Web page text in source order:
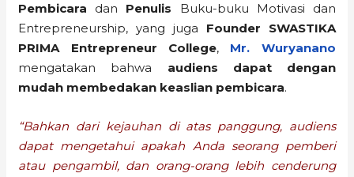
Pembicara dan Penulis Buku-buku Motivasi dan
Entrepreneurship, yang juga Founder SWASTIKA
PRIMA Entrepreneur College, Mr. Wuryanano
mengatakan bahwa audiens dapat dengan
mudah membedakan keaslian pembicara.
“Bahkan dari kejauhan di atas panggung, audiens
dapat mengetahui apakah Anda seorang pemberi
atau pengambil, dan orang-orang lebih cenderung